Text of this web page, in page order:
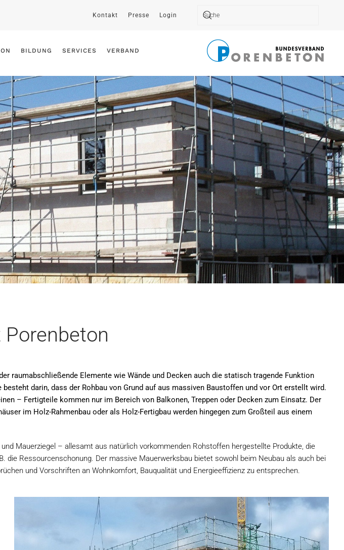
Kontakt Presse Login
BILDUNG SERVICES VERBAND
raumabschließende Elemente wie Wände und Decken auch die statisch tragende Funktion
darin, dass der Rohbau von Grund auf aus massiven Baustoffen und vor Ort erstellt wird.
– Fertigteile kommen nur im Bereich von Balkonen, Treppen oder Decken zum Einsatz. Der
im Holz-Rahmenbau oder als Holz-Fertigbau werden hingegen zum Großteil aus einem
Mauerziegel – allesamt aus natürlich vorkommenden Rohstoffen hergestellte Produkte, die
die Ressourcenschonung. Der massive Mauerwerksbau bietet sowohl beim Neubau als auch bei
und Vorschriften an Wohnkomfort, Bauqualität und Energieeffizienz zu entsprechen.